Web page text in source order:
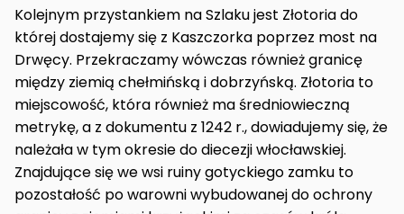
Kolejnym przystankiem na Szlaku jest Złotoria do
której dostajemy się z Kaszczorka poprzez most na
Drwęcy. Przekraczamy wówczas również granicę
między ziemią chełmińską i dobrzyńską. Złotoria to
miejscowość, która również ma średniowieczną
metrykę, a z dokumentu z 1242 r., dowiadujemy się, że
należała w tym okresie do diecezji włocławskiej.
Znajdujące się we wsi ruiny gotyckiego zamku to
pozostałość po warowni wybudowanej do ochrony